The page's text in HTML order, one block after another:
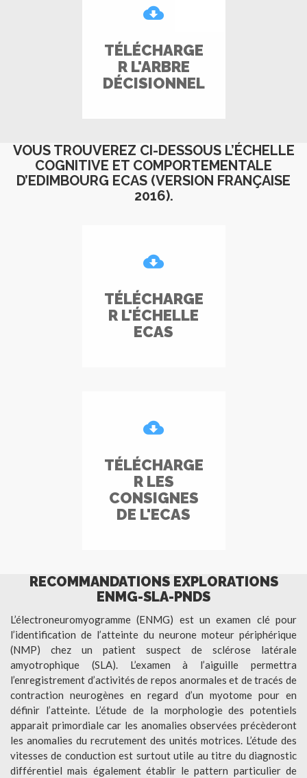
TÉLÉCHARGE
R L'ARBRE
DÉCISIONNEL
VOUS TROUVEREZ CI-DESSOUS L’ÉCHELLE
COGNITIVE ET COMPORTEMENTALE
D’EDIMBOURG ECAS (VERSION FRANÇAISE
2016).
TÉLÉCHARGE
R L'ÉCHELLE
ECAS
TÉLÉCHARGE
R LES
CONSIGNES
DE L'ECAS
RECOMMANDATIONS EXPLORATIONS
ENMG-SLA-PNDS
L’électroneuromyogramme (ENMG) est un examen clé pour
l’identification de l’atteinte du neurone moteur périphérique
(NMP) chez un patient suspect de sclérose latérale
amyotrophique (SLA). L’examen à l’aiguille permettra
l’enregistrement d’activités de repos anormales et de tracés de
contraction neurogènes en regard d’un myotome pour en
définir l’atteinte. L’étude de la morphologie des potentiels
apparait primordiale car les anomalies observées précèderont
les anomalies du recrutement des unités motrices. L’étude des
vitesses de conduction est surtout utile au titre du diagnostic
différentiel mais également établir le pattern particulier de